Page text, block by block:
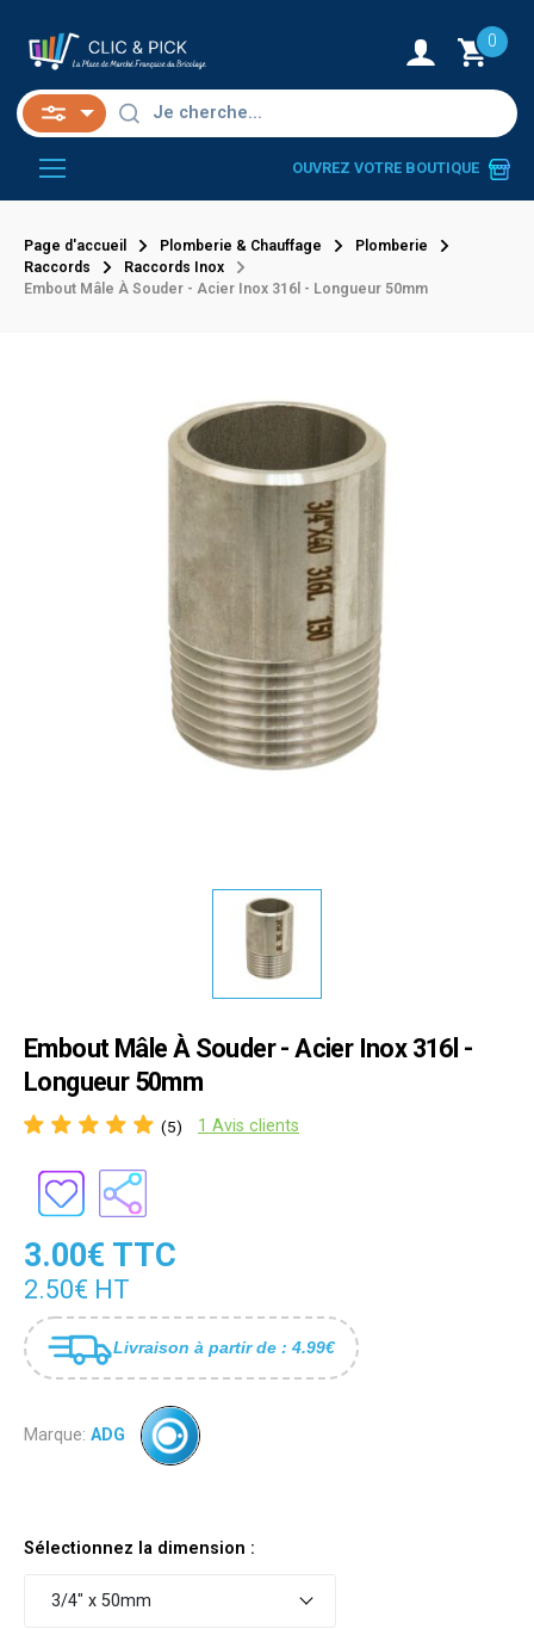
0
OUVREZ VOTRE BOUTIQUE
Page d'accueil Plomberie & Chauffage
Plomberie
Raccords
Raccords Inox
Embout Mâle À Souder - Acier Inox 316l - Longueur 50mm
Embout Mâle À Souder - Acier Inox 316l -
Longueur 50mm
(5) 1 Avis clients
3.00€ TTC
2.50€ HT
Livraison à partir de : 4.99€
Marque: ADG
Sélectionnez la dimension :
3/4" x 50mm